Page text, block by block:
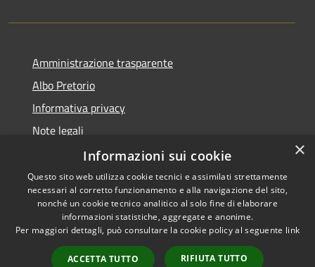
Amministrazione trasparente
Albo Pretorio
Informativa privacy
Note legali
Dichiarazione di accessibilità
RSS
Accessibilità
Copyright © 2026 • Comune di
Municipium• Accesso
×
Informazioni sui cookie
Questo sito web utilizza cookie tecnici e assimilati strettamente
necessari al corretto funzionamento e alla navigazione del sito,
nonché un cookie tecnico analitico al solo fine di elaborare
informazioni statistiche, aggregate e anonime.
Per maggiori dettagli, può consultare la cookie policy al seguente link
ACCETTA TUTTO RIFIUTA TUTTO